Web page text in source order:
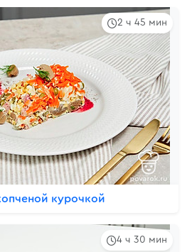
2 ч 45 мин
курочкой
4 ч 30 мин